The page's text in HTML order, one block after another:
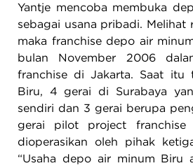
Yantje mencoba membuka
sebagai usana pribadi. Melihat
maka franchise depo air
bulan November 2006
franchise di Jakarta. Saat itu
Biru, 4 gerai di Surabaya
sendiri dan 3 gerai berupa
gerai pilot project
dioperasikan oleh pihak
“Usaha depo air minum Biru